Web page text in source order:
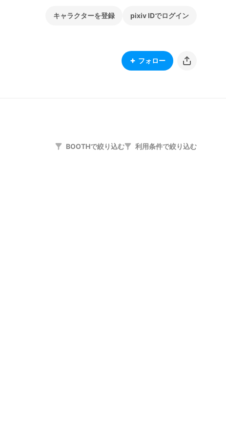
キャラクターを登録 pixiv IDでログイン
フォロー
BOOTHで絞り込む 利用条件で絞り込む